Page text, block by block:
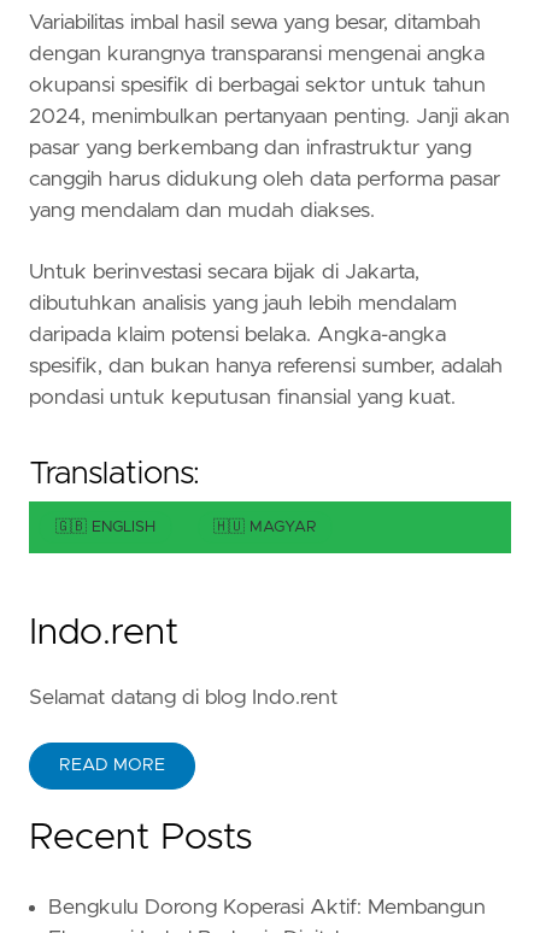
Variabilitas imbal hasil sewa yang besar, ditambah
dengan kurangnya transparansi mengenai angka
okupansi spesifik di berbagai sektor untuk tahun
2024, menimbulkan pertanyaan penting. Janji akan
pasar yang berkembang dan infrastruktur yang
canggih harus didukung oleh data performa pasar
yang mendalam dan mudah diakses.
Untuk berinvestasi secara bijak di Jakarta,
dibutuhkan analisis yang jauh lebih mendalam
daripada klaim potensi belaka. Angka-angka
spesifik, dan bukan hanya referensi sumber, adalah
pondasi untuk keputusan finansial yang kuat.
Translations:
🇬🇧 ENGLISH 🇭🇺 MAGYAR
Indo.rent
Selamat datang di blog Indo.rent
READ MORE
Recent Posts
Bengkulu Dorong Koperasi Aktif: Membangun